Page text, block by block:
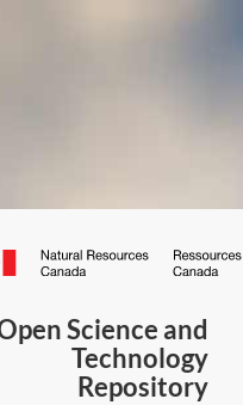
Science and
Technology
Repository